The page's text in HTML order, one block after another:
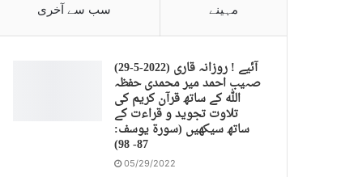
سب سے آخری مہینے
(29-5-2022) آئیے ! روزانہ قاری
صہیب احمد میر محمدی حفظہ
اللہ کے ساتھ قرآن کریم کی
تلاوت تجوید و قراءت کے
ساتھ سیکھیں (سورة يوسف:
87- 98)
05/29/2022